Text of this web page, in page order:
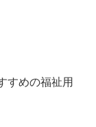
すめの福祉用